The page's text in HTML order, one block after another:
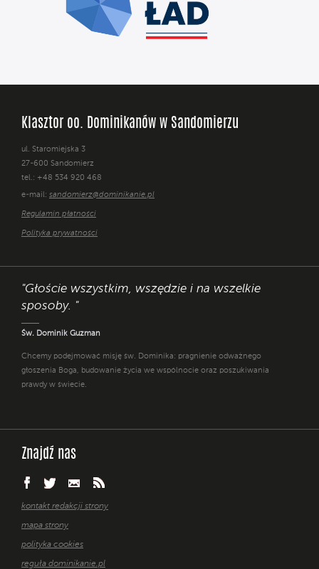
Klasztor oo. Dominikanów w Sandomierzu
ul. Staromiejska 3
27-600 Sandomierz
tel.: +48 534 920 468
e-mail: sandomierz@dominikanie.pl
Regulamin płatności
Polityka prywatności
"Głoście wszystkim, wszędzie i na wszelkie
sposoby. "
Św. Dominik Guzman
Chcemy podejmować misję św. Dominika: pragnienie odważnego
głoszenia Boga, budowanie życia we wspólnocie oraz poszukiwania
prawdy w świecie.
Znajdź nas
kontakt redakcji strony
mapa strony
polityka cookies
reguła dominikanie.pl